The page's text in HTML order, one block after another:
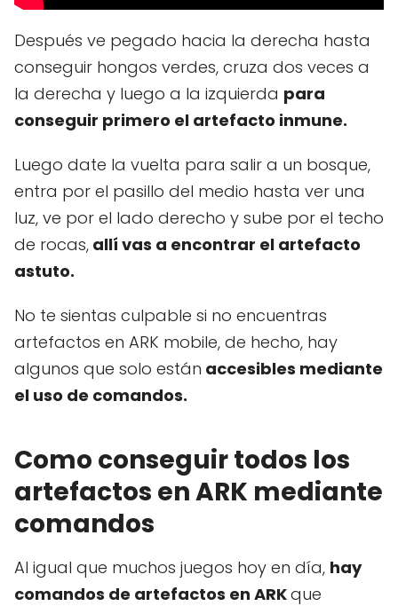
Después ve pegado hacia la derecha hasta
conseguir hongos verdes, cruza dos veces a
la derecha y luego a la izquierda para
conseguir primero el artefacto inmune.
Luego date la vuelta para salir a un bosque,
entra por el pasillo del medio hasta ver una
luz, ve por el lado derecho y sube por el techo
de rocas, allí vas a encontrar el artefacto
astuto.
No te sientas culpable si no encuentras
artefactos en ARK mobile, de hecho, hay
algunos que solo están accesibles mediante
el uso de comandos.
Como conseguir todos los
artefactos en ARK mediante
comandos
Al igual que muchos juegos hoy en día, hay
comandos de artefactos en ARKque